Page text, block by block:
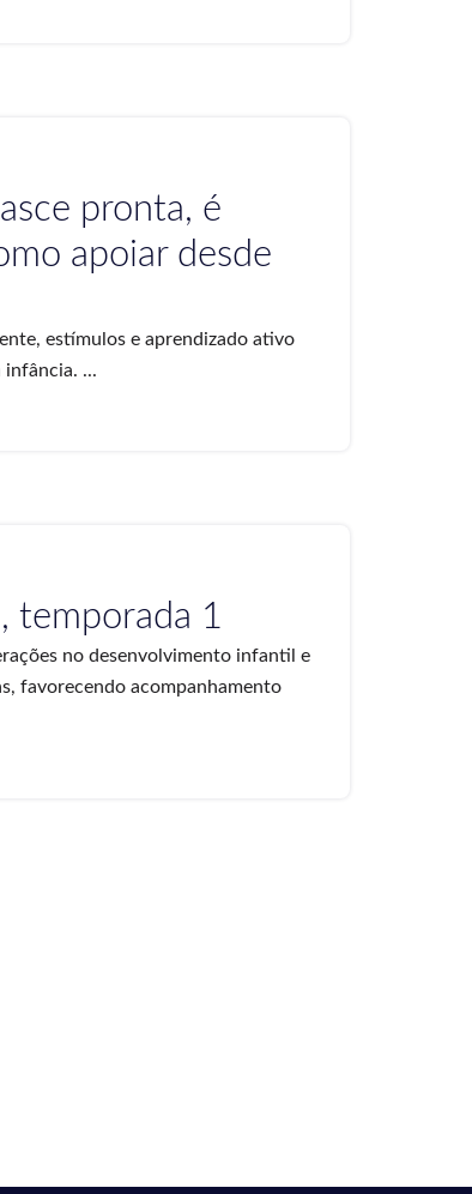
pronta, é
apoiar desde
estímulos e aprendizado ativo
...
temporada 1
no desenvolvimento infantil e
favorecendo acompanhamento